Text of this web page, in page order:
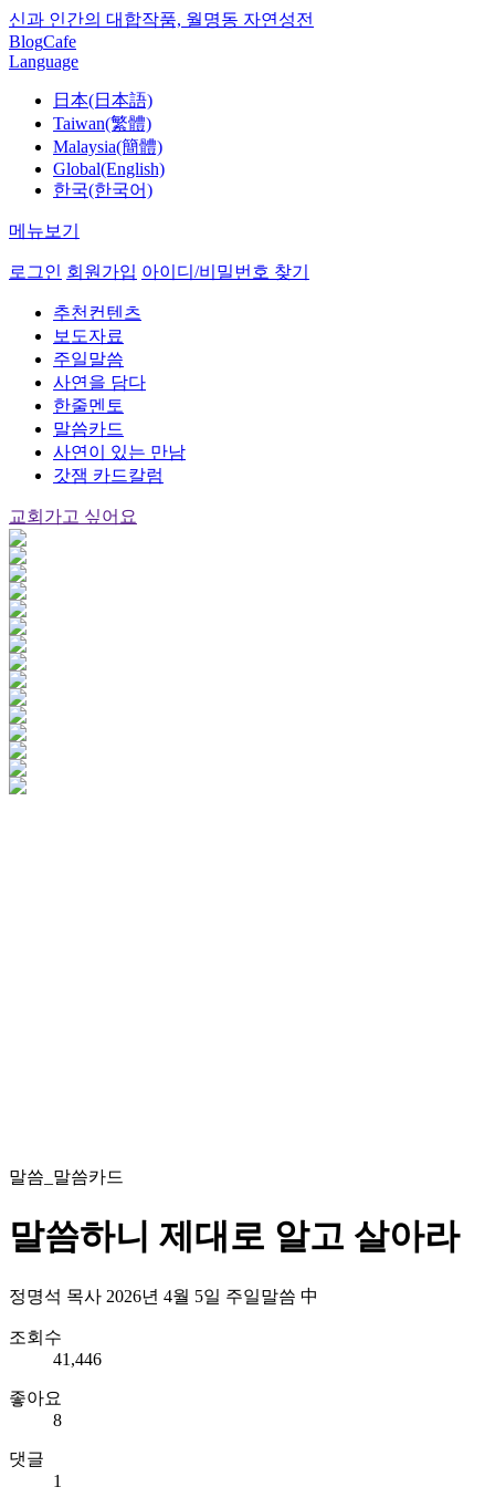
신과 인간의 대합작품, 월명동 자연성전
BlogCafe
Language
日本(日本語)
Taiwan(繁體)
Malaysia(簡體)
Global(English)
한국(한국어)
메뉴보기
로그인 회원가입 아이디/비밀번호 찾기
추천컨텐츠
보도자료
주일말씀
사연을 담다
한줄멘토
말씀카드
사연이 있는 만남
갓잼 카드칼럼
교회가고 싶어요
말씀_말씀카드
말씀하니 제대로 알고 살아라
정명석 목사 2026년 4월 5일 주일말씀 中
조회수
41,446
좋아요
8
댓글
1